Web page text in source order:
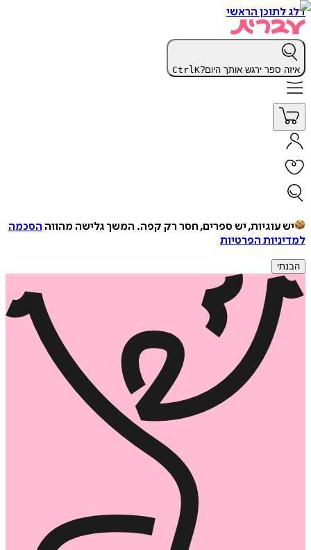
דלג לתוכן הראשי
איזה ספר ירגש אותך היום? CtrlK
יש עוגיות, יש ספרים, חסר רק קפה. המשך גלישה מהווה הסכמה
למדיניות הפרטיות
הבנתי